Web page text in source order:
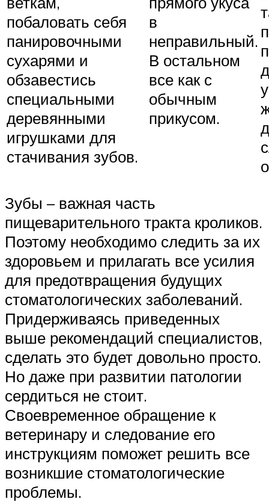
побаловать себя
панировочными
сухарями и
обзавестись
специальными
деревянными
игрушками для
стачивания зубов.
в
неправильный.
В остальном
все как с
обычным
прикусом.
Зубы – важная часть
пищеварительного тракта кроликов.
Поэтому необходимо следить за их
здоровьем и прилагать все усилия
для предотвращения будущих
стоматологических заболеваний.
Придерживаясь приведенных
выше рекомендаций специалистов,
сделать это будет довольно просто.
Но даже при развитии патологии
сердиться не стоит.
Своевременное обращение к
ветеринару и следование его
инструкциям поможет решить все
возникшие стоматологические
проблемы.